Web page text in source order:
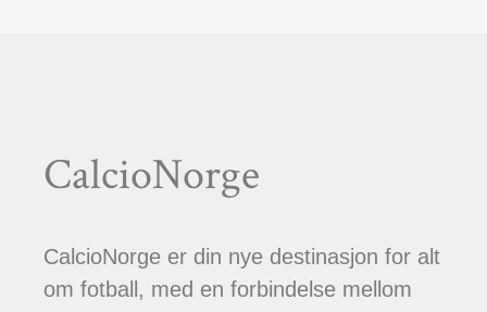
CalcioNorge
CalcioNorge er din nye destinasjon for alt
om fotball, med en forbindelse mellom